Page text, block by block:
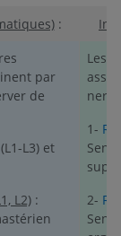
:
par
de
(L1-L3) et
L2) :
Les
1-
2-